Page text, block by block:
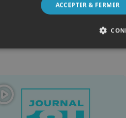
Météo Edition
de la mi-journée
- 06/08/2026
ACCEPTER & FERMER